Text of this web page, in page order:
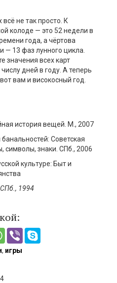
всё не так просто. К
колоде — это 52 недели в
года, а чёртова
— 13 фаз лунного цикла.
значения всех карт
дней в году. А теперь
вам и високосный год.
история вещей. М., 2007
Советская
символы, знаки. СПб., 2006
культуре: Быт и
СПб ., 1994
, игры